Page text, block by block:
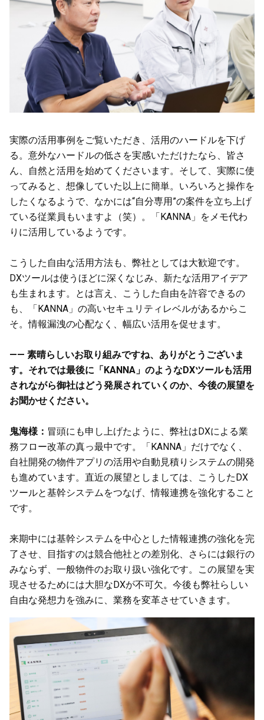
実際の活用事例をご覧いただき、活用のハードルを下げ
る。意外なハードルの低さを実感いただけたなら、皆さ
ん、自然と活用を始めてくださいます。そして、実際に使
ってみると、想像していた以上に簡単。いろいろと操作を
したくなるようで、なかには“自分専用”の案件を立ち上げ
ている従業員もいますよ（笑）。「KANNA」をメモ代わ
りに活用しているようです。
こうした自由な活用方法も、弊社としては大歓迎です。
DXツールは使うほどに深くなじみ、新たな活用アイデア
も生まれます。とは言え、こうした自由を許容できるの
も、「KANNA」の高いセキュリティレベルがあるからこ
そ。情報漏洩の心配なく、幅広い活用を促せます。
—— 素晴らしいお取り組みですね、ありがとうございま
す。それでは最後に「KANNA」のようなDXツールも活用
されながら御社はどう発展されていくのか、今後の展望を
お聞かせください。
鬼海様： 冒頭にも申し上げたように、弊社はDXによる業
務フロー改革の真っ最中です。「KANNA」だけでなく、
自社開発の物件アプリの活用や自動見積りシステムの開発
も進めています。直近の展望としましては、こうしたDX
ツールと基幹システムをつなげ、情報連携を強化すること
です。
来期中には基幹システムを中心とした情報連携の強化を完
了させ、目指すのは競合他社との差別化、さらには銀行の
みならず、一般物件のお取り扱い強化です。この展望を実
現させるためには大胆なDXが不可欠。今後も弊社らしい
自由な発想力を強みに、業務を変革させていきます。